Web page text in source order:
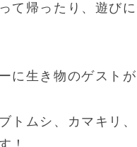
て帰ったり、遊び
に生き物のゲスト
トムシ、カマキリ
！